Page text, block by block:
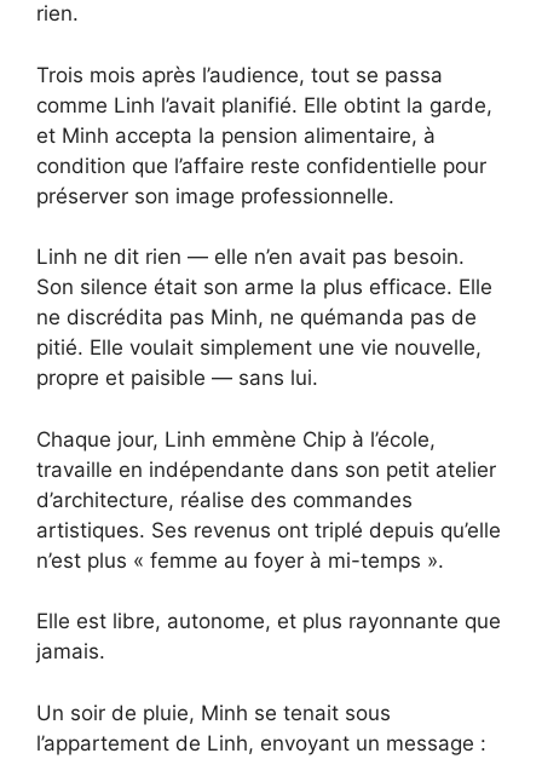
rien.
Trois mois après l’audience, tout se passa
comme Linh l’avait planifié. Elle obtint la garde,
et Minh accepta la pension alimentaire, à
condition que l’affaire reste confidentielle pour
préserver son image professionnelle.
Linh ne dit rien — elle n’en avait pas besoin.
Son silence était son arme la plus efficace. Elle
ne discrédita pas Minh, ne quémanda pas de
pitié. Elle voulait simplement une vie nouvelle,
propre et paisible — sans lui.
Chaque jour, Linh emmène Chip à l’école,
travaille en indépendante dans son petit atelier
d’architecture, réalise des commandes
artistiques. Ses revenus ont triplé depuis qu’elle
n’est plus « femme au foyer à mi-temps ».
Elle est libre, autonome, et plus rayonnante que
jamais.
Un soir de pluie, Minh se tenait sous
l’appartement de Linh, envoyant un message :